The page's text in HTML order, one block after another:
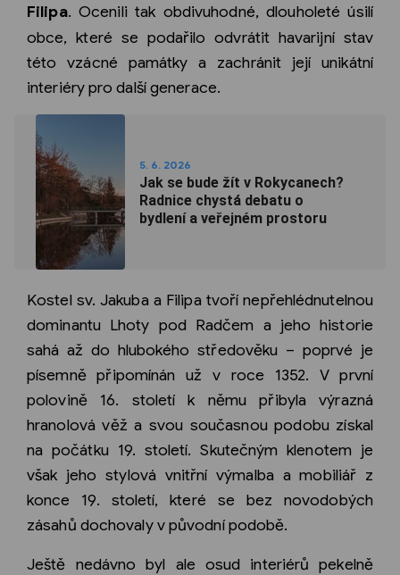
Filipa. Ocenili tak obdivuhodné, dlouholeté úsilí
obce, které se podařilo odvrátit havarijní stav
této vzácné památky a zachránit její unikátní
interiéry pro další generace.
5. 6. 2026
Jak se bude žít v Rokycanech?
Radnice chystá debatu o
bydlení a veřejném prostoru
Kostel sv. Jakuba a Filipa tvoří nepřehlédnutelnou
dominantu Lhoty pod Radčem a jeho historie
sahá až do hlubokého středověku – poprvé je
písemně připomínán už v roce 1352. V první
polovině 16. století k němu přibyla výrazná
hranolová věž a svou současnou podobu získal
na počátku 19. století. Skutečným klenotem je
však jeho stylová vnitřní výmalba a mobiliář z
konce 19. století, které se bez novodobých
zásahů dochovaly v původní podobě.
Ještě nedávno byl ale osud interiérů pekelně